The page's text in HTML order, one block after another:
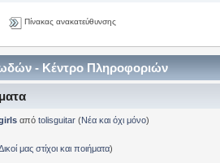
Πίνακας ανακατεύθυνσης
- Κέντρο Πληροφοριών
από tolisguitar(Νέα και όχι μόνο)
μας στίχοι και ποιήματα)